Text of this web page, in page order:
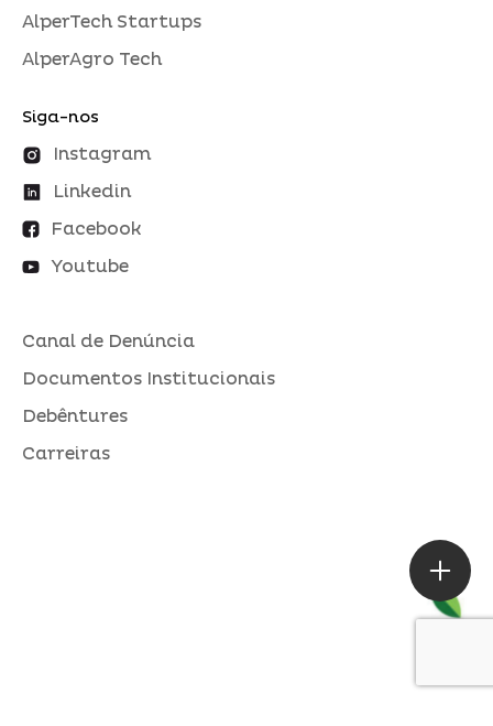
AlperTech Startups
AlperAgro Tech
Siga-nos
Instagram
Linkedin
Facebook
Youtube
Canal de Denúncia
Documentos Institucionais
Debêntures
Carreiras